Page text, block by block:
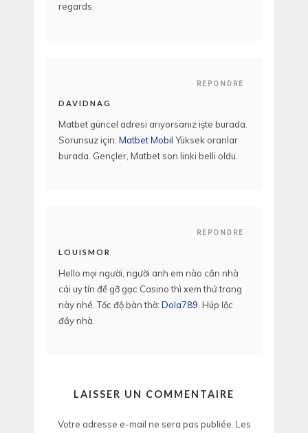
regards.
REPONDRE
DAVIDNAG
Matbet güncel adresi arıyorsanız işte burada.
Sorunsuz için: Matbet Mobil Yüksek oranlar
burada. Gençler, Matbet son linki belli oldu.
REPONDRE
LOUISMOR
Hello mọi người, người anh em nào cần nhà
cái uy tín để gỡ gạc Casino thì xem thử trang
này nhé. Tốc độ bàn thờ: Dola789. Húp lộc
đầy nhà.
LAISSER UN COMMENTAIRE
Votre adresse e-mail ne sera pas publiée. Les